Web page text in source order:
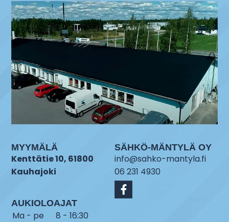
MYYMÄLÄ
Kenttätie 10, 61800
Kauhajoki
AUKIOLOAJAT
Ma - pe
8 - 16:30
SÄHKÖ-MÄNTYLÄ OY
info@sahko-mantyla.fi
06 231 4930